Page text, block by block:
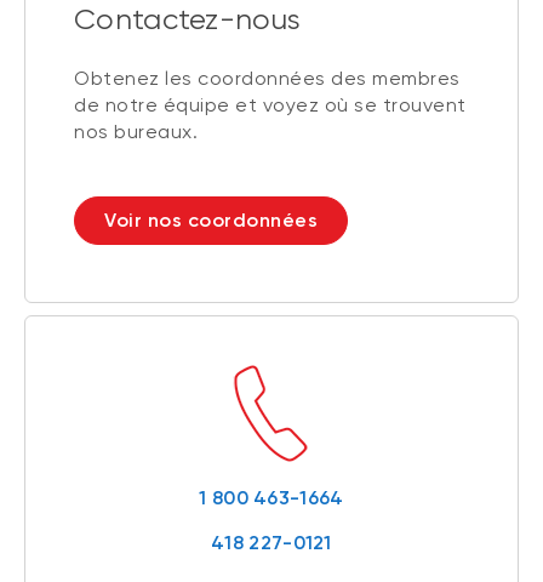
Contactez-nous
Obtenez les coordonnées des membres
de notre équipe et voyez où se trouvent
nos bureaux.
Voir nos coordonnées
1 800 463-1664
418 227-0121